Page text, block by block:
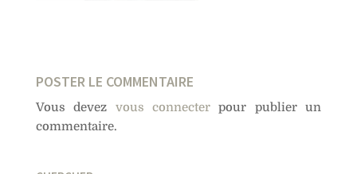
POSTER LE COMMENTAIRE
Vous devez vous connecter pour publier un
commentaire.